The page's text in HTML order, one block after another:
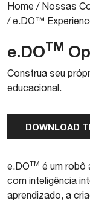
Home / Nossas
/e.DO™
e.DOTM
Construa seu
educacional.
DOWNLOAD
e.DOTM é um robô
com inteligência
aprendizado, a